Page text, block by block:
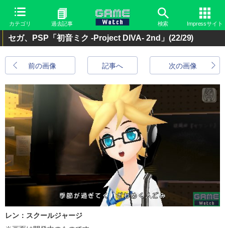
カテゴリ 過去記事 検索 Impressサイト
セガ、PSP「初音ミク -Project DIVA- 2nd」 (22/29)
前の画像 次の画像
記事へ
レン：スクールジャージ